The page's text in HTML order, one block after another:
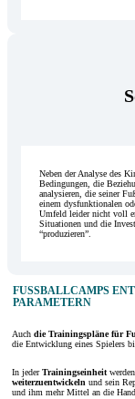
Neben der Analyse des
Bedingungen, die
analysieren, die seiner
einem dysfunktionalen
Umfeld leider nicht voll
Situationen und die
“produzieren”.
FUSSBALLCAMPS
ARAMETERN
Auch die Trainingspläne für
die Entwicklung eines Spielers
In jederTrainingseinheit
weiterzuentwickeln und sein
und ihm mehr Mittel an die